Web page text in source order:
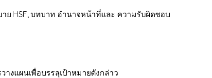
บทบาท อำนาจหน้าที่และ ความรับผิดชอบ
เพื่อบรรลุเป้าหมายดังกล่าว